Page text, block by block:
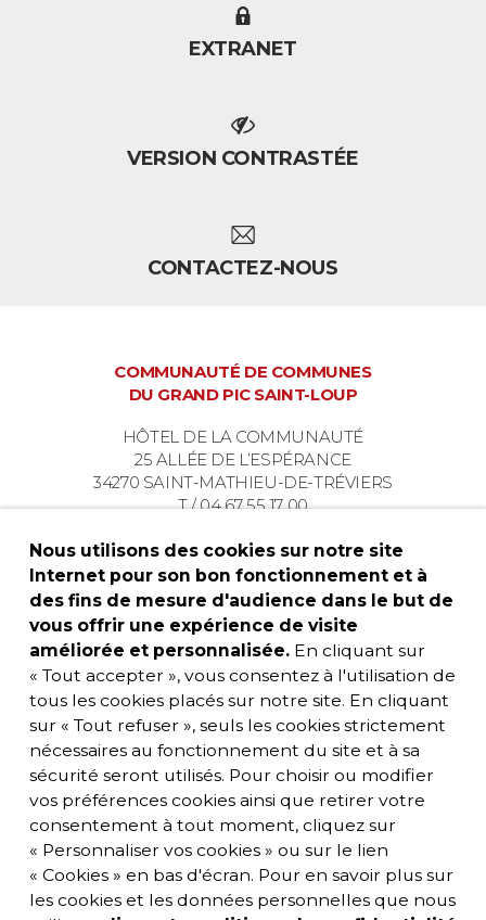
EXTRANET
VERSION CONTRASTÉE
CONTACTEZ-NOUS
COMMUNAUTÉ DE COMMUNES
DU GRAND PIC SAINT-LOUP
HÔTEL DE LA COMMUNAUTÉ
25 ALLÉE DE L’ESPÉRANCE
34270 SAINT-MATHIEU-DE-TRÉVIERS
T / 04 67 55 17 00
Nous utilisons des cookies sur notre site
Internet pour son bon fonctionnement et à
des fins de mesure d'audience dans le but de
vous offrir une expérience de visite
améliorée et personnalisée. En cliquant sur
« Tout accepter », vous consentez à l'utilisation de
tous les cookies placés sur notre site. En cliquant
sur « Tout refuser », seuls les cookies strictement
nécessaires au fonctionnement du site et à sa
sécurité seront utilisés. Pour choisir ou modifier
vos préférences cookies ainsi que retirer votre
consentement à tout moment, cliquez sur
« Personnaliser vos cookies » ou sur le lien
« Cookies » en bas d'écran. Pour en savoir plus sur
les cookies et les données personnelles que nous